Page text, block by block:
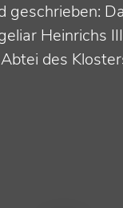
geschrieben:
Heinrichs
des